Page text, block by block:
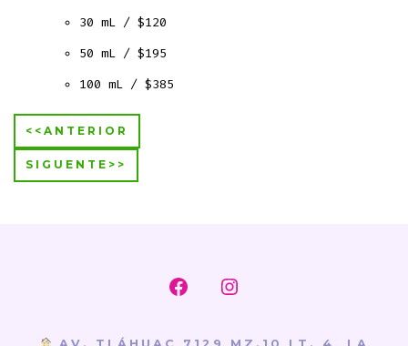
30 mL / $120
50 mL / $195
100 mL / $385
<<ANTERIOR
SIGUENTE>>
Abrir
Abrir